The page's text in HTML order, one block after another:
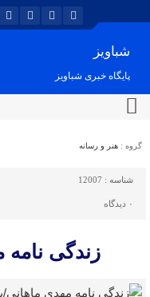
شباویز
پایگاه خبری شباویز
گروه : هنر و رسانه
شناسه : 12007
۰ دیدگاه
زندگی نامه